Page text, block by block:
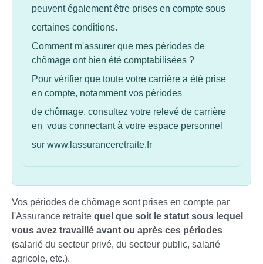
peuvent également être prises en compte sous
certaines conditions.
Comment m'assurer que mes périodes de
chômage ont bien été comptabilisées ?
Pour vérifier que toute votre carrière a été prise
en compte, notamment vos périodes
de chômage, consultez votre relevé de carrière
en vous connectant à votre espace personnel
sur www.lassuranceretraite.fr
Vos périodes de chômage sont prises en compte par
l'Assurance retraite quel que soit le statut sous lequel
vous avez travaillé avant ou après ces périodes
(salarié du secteur privé, du secteur public, salarié
agricole, etc.).